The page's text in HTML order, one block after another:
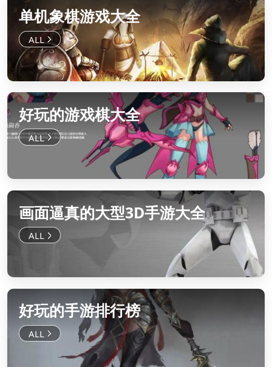
单机象棋游戏大全
好玩的游戏棋大全
画面逼真的大型3D手游大全
好玩的手游排行榜